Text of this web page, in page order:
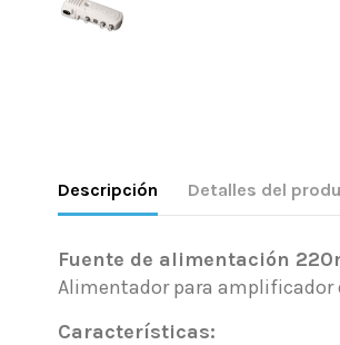
Descripción Detalles del
Fuente de alimentación
Alimentador para amplificador
Características: